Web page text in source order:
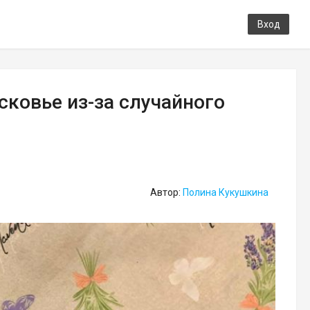
Вход
из-за случайного
Автор: Полина Кукушкина